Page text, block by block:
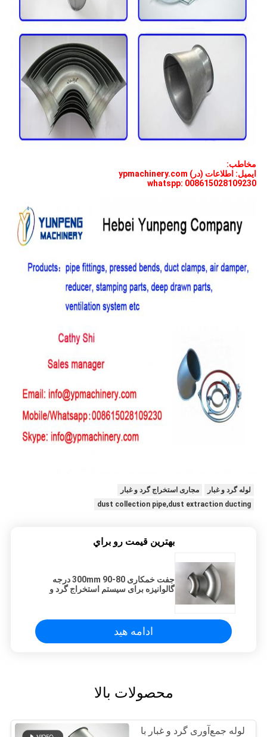
مخاطب:
ایمیل: اطلاعات (در) ypmachinery.com
whatspp: 008615028109230
لوله گرد و غبار
مجاری استخراج گرد و غبار
dust collection pipe,dust extraction ducting
بهترين قيمت رو براي
جفت خمکاری 80-300mm 90 درجه
گالوانیزه برای سیستم استخراج گرد و
ادامه هید
محصولات بالا
لوله جمع‌آوری گرد و غبار با